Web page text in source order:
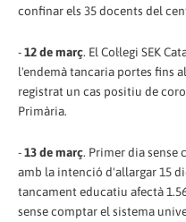
confinar els 35 docents del
-12 de març. El Col·legi SEK
l'endemà tancaria portes fins
registrat un cas positiu de
Primària.
-13 de març. Primer dia sense
amb la intenció d'allargar 15
tancament educatiu afectà
sense comptar el sistema